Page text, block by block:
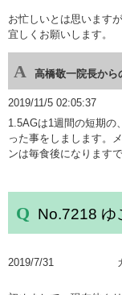
お忙しいとは思いますが
宜しくお願いします。
高橋敬一院長から
2019/11/5 02:05:37
1.5AGは1週間の短期の
った事をしまします。
ンは毎食後になります
No.7218 ゆ
2019/7/31